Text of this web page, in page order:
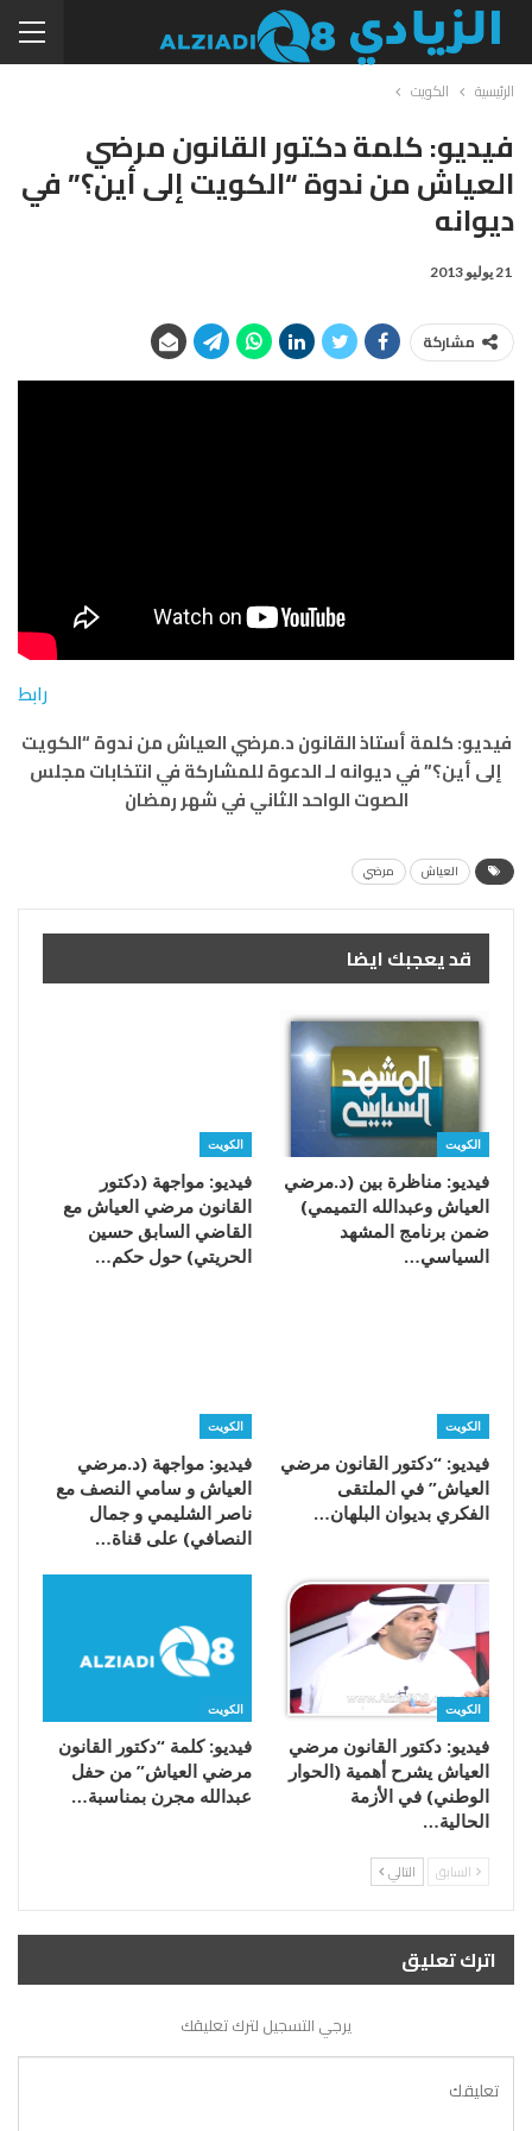
الرئيسية الكويت
فيديو: كلمة دكتور القانون مرضي
العياش من ندوة “الكويت إلى أين؟” في
ديوانه
21 يوليو 2013
مشاركة
رابط
فيديو: كلمة أستاذ القانون د.مرضي العياش من ندوة “الكويت
إلى أين؟” في ديوانهلـ الدعوة للمشاركة في انتخابات مجلس
الصوت الواحد الثاني في شهر رمضان
العياش مرضي
قد يعجبك ايضا
الكويت
فيديو: مناظرة بين (د.مرضي
العياش وعبدالله التميمي)
ضمن برنامج المشهد
السياسي…
الكويت
فيديو: مواجهة (دكتور
القانون مرضي العياش مع
القاضي السابق حسين
الحريتي) حول حكم…
الكويت
فيديو: “دكتور القانون مرضي
العياش” في الملتقى
الفكري بديوان البلهان…
الكويت
فيديو: مواجهة (د.مرضي
العياش و سامي النصف مع
ناصر الشليمي و جمال
النصافي) على قناة…
الكويت
فيديو: دكتور القانون مرضي
العياش يشرح أهمية (الحوار
الوطني) في الأزمة
الحالية…
الكويت
فيديو: كلمة “دكتور القانون
مرضي العياش” من حفل
عبدالله مجرن بمناسبة…
السابق التالي
اترك تعليق
يرجي التسجيل لترك تعليقك